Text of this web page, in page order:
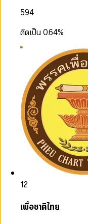
594
คิดเป็น0.64%
12
เพื่อชาติไทย